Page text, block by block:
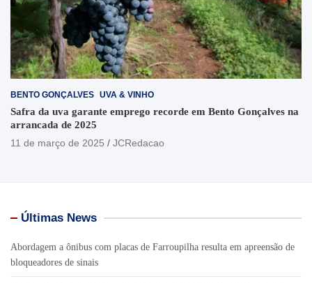
BENTO GONÇALVES UVA & VINHO
Safra da uva garante emprego recorde em Bento Gonçalves na
arrancada de 2025
11 de março de 2025
JCRedacao
Últimas News
Abordagem a ônibus com placas de Farroupilha resulta em apreensão de
bloqueadores de sinais